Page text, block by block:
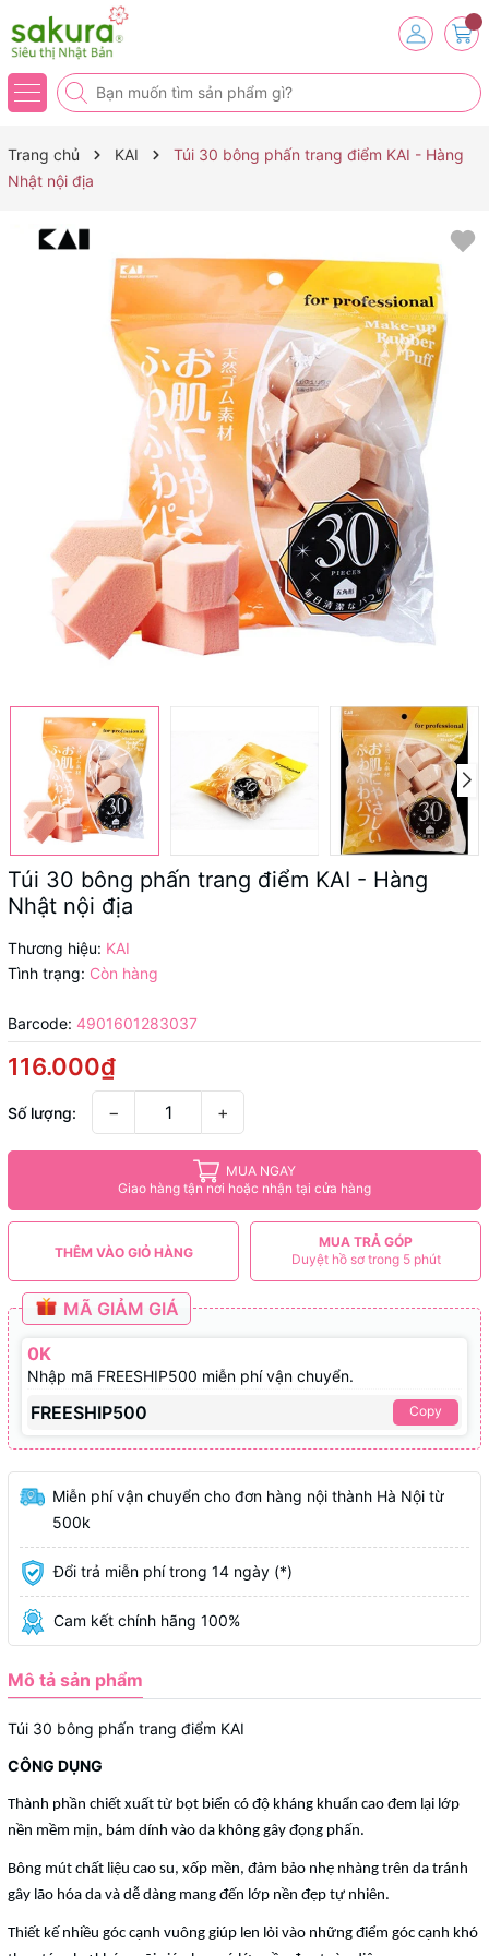
Trang chủ KAI
Túi 30 bông phấn trang điểm KAI - Hàng
Nhật nội địa
Túi 30 bông phấn trang điểm KAI - Hàng
Nhật nội địa
Thương hiệu: KAI
Tình trạng: Còn hàng
Barcode: 4901601283037
116.000₫
Số lượng: − +
MUA NGAY
Giao hàng tận nơi hoặc nhận tại cửa hàng
THÊM VÀO GIỎ HÀNG
MUA TRẢ GÓP
Duyệt hồ sơ trong 5 phút
MÃ GIẢM GIÁ
0K
Nhập mã FREESHIP500 miễn phí vận chuyển.
FREESHIP500 Copy
Miễn phí vận chuyển cho đơn hàng nội thành Hà Nội từ
500k
Đổi trả miễn phí trong 14 ngày (*)
Cam kết chính hãng 100%
Mô tả sản phẩm
Túi 30 bông phấn trang điểm KAI
CÔNG DỤNG
Thành phần chiết xuất từ bọt biển có độ kháng khuẩn cao đem lại lớp
nền mềm mịn, bám dính vào da không gây đọng phấn.
Bông mút chất liệu cao su, xốp mền, đảm bảo nhẹ nhàng trên da tránh
gây lão hóa da và dễ dàng mang đến lớp nền đẹp tự nhiên.
Thiết kế nhiều góc cạnh vuông giúp len lỏi vào những điểm góc cạnh khó